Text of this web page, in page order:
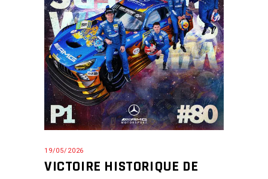
19/05/2026
VICTOIRE HISTORIQUE DE